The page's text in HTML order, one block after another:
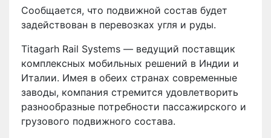
Сообщается, что подвижной состав будет
задействован в перевозках угля и руды.
Titagarh Rail Systems — ведущий поставщик
комплексных мобильных решений в Индии и
Италии. Имея в обеих странах современные
заводы, компания стремится удовлетворить
разнообразные потребности пассажирского и
грузового подвижного состава.